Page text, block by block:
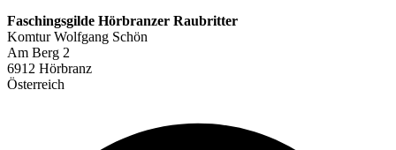
Faschingsgilde Hörbranzer Raubritter
Komtur Wolfgang Schön
Am Berg 2
6912 Hörbranz
Österreich